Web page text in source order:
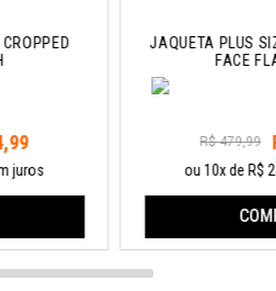
juros
JAQUETA PLUS
FACE
R$ 479,99
ou 10x de R$